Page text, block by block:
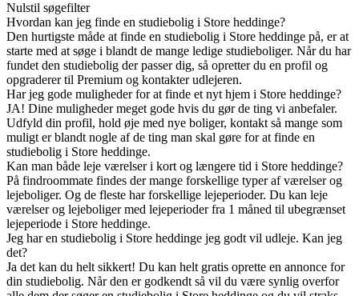
Nulstil søgefilter
Hvordan kan jeg finde en studiebolig i Store heddinge?
Den hurtigste måde at finde en studiebolig i Store heddinge på, er at
starte med at søge i blandt de mange ledige studieboliger. Når du har
fundet den studiebolig der passer dig, så opretter du en profil og
opgraderer til Premium og kontakter udlejeren.
Har jeg gode muligheder for at finde et nyt hjem i Store heddinge?
JA! Dine muligheder meget gode hvis du gør de ting vi anbefaler.
Udfyld din profil, hold øje med nye boliger, kontakt så mange som
muligt er blandt nogle af de ting man skal gøre for at finde en
studiebolig i Store heddinge.
Kan man både leje værelser i kort og længere tid i Store heddinge?
På findroommate findes der mange forskellige typer af værelser og
lejeboliger. Og de fleste har forskellige lejeperioder. Du kan leje
værelser og lejeboliger med lejeperioder fra 1 måned til ubegrænset
lejeperiode i Store heddinge.
Jeg har en studiebolig i Store heddinge jeg godt vil udleje. Kan jeg
det?
Ja det kan du helt sikkert! Du kan helt gratis oprette en annonce for
din studiebolig. Når den er godkendt så vil du være synlig overfor